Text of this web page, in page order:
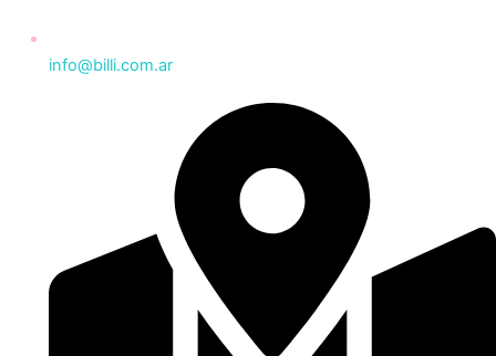
info@billi.com.ar